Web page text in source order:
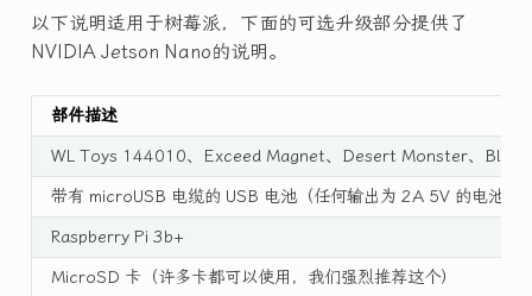
以下说明适用于树莓派，下面的可选升级部分提供了
NVIDIA Jetson Nano的说明。
部件描述
WL Toys 144010、Exceed Magnet、Desert Monster、
带有 microUSB 电缆的 USB 电池（任何输出为 2A 5V 的电池均
Raspberry Pi 3b+
MicroSD 卡（许多卡都可以使用，我们强烈推荐这个）